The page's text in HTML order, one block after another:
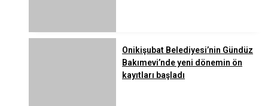
Onikişubat Belediyesi’nin Gündüz
Bakımevi’nde yeni dönemin ön
kayıtları başladı